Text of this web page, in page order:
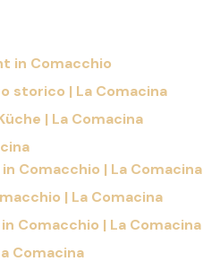
in Comacchio
storico | La Comacina
| La Comacina
Comacchio | La Comacina
| La Comacina
Comacchio | La Comacina
Comacina